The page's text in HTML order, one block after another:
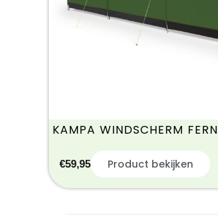
KAMPA WINDSCHERM FERN
€59,95 Product bekijken